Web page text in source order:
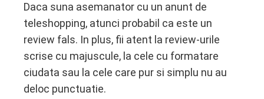
Daca suna asemanator cu un anunt de
teleshopping, atunci probabil ca este un
review fals. In plus, fii atent la review-urile
scrise cu majuscule, la cele cu formatare
ciudata sau la cele care pur si simplu nu au
deloc punctuatie.